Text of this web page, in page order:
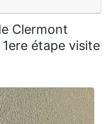
Clermont
étape visite